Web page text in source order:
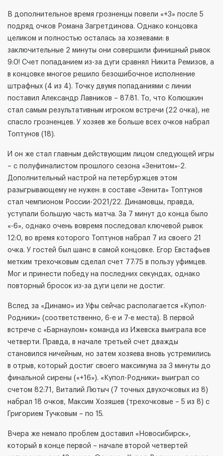
В дополнительное время грозненцы повели «+3» после 5
подряд очков Романа Загретдинова. Однако концовка
целиком и полностью осталась за хозяевами: в
заключительные 2 минуты они совершили финишный рывок
9:0! Счет попаданием из-за дуги сравнял Никита Ремизов, а
в концовке многое решило безошибочное исполнение
штрафных (4 из 4). Точку двумя попаданиями с линии
поставил Александр Лавников – 87:81. То, что Колюшкин
стал самым результативным игроком встречи (22 очка), не
спасло грозненцев. У хозяев же больше всех очков набрал
Топтунов (18).
И он же стал главным действующим лицом следующей игры
– с полуфиналистом прошлого сезона «Зенитом»-2.
Дополнительный настрой на петербуржцев этом
разыгрывающему не нужен: в составе «Зенита» Топтунов
стал чемпионом России-2021/22. Динамовцы, правда,
уступали большую часть матча. За 7 минут до конца было
«-6», однако очень вовремя последовал ключевой рывок
12:0, во время которого Топтунов набрал 7 из своего 21
очка. У гостей был шанс в самой концовке. Егор Евстафьев
метким трехочковым сделал счет 77:75 в пользу уфимцев.
Мог и принести победу на последних секундах, однако
повторный бросок из-за дуги цели не достиг.
Вслед за «Динамо» из Уфы сейчас располагается «Купол-
Родники» (соответственно, 6-е и 7-е места). В первой
встрече с «Барнаулом» команда из Ижевска выиграла все
четверти. Правда, в начале третьей счет дважды
становился ничейным, но затем хозяева вновь устремились
в отрыв, который достиг своего максимума за 3 минуты до
финальной сирены («+16»). «Купол-Родники» выиграл со
счетом 82:71, Виталий Лютыч (7 точных двухочковых из 8)
набрал 18 очков, Максим Хозяшев (трехочковые – 5 из 8) с
Григорием Тучковым – по 15.
Вчера же немало проблем доставил «Новосибирск»,
который в конце первой – начале второй четвертей